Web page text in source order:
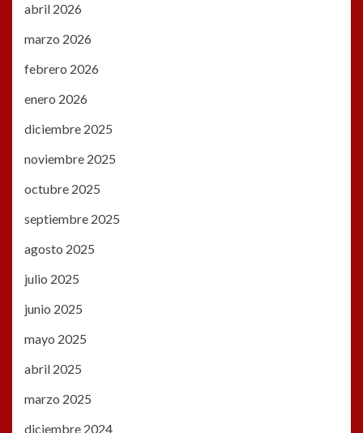
abril 2026
marzo 2026
febrero 2026
enero 2026
diciembre 2025
noviembre 2025
octubre 2025
septiembre 2025
agosto 2025
julio 2025
junio 2025
mayo 2025
abril 2025
marzo 2025
diciembre 2024